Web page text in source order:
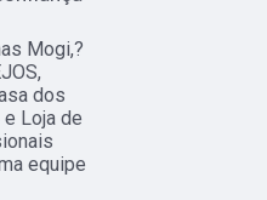
Mogi,?
dos
Loja de
equipe